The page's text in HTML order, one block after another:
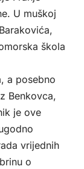
U muškoj
škola
a posebno
Benkovca,
je ove
vrijednih
o